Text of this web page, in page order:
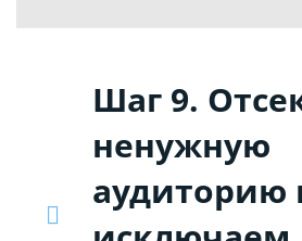
Шаг 9.
ненужную
аудиторию